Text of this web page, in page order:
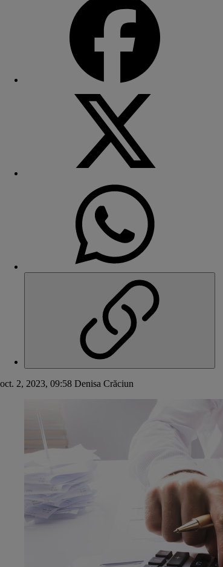
oct. 2, 2023, 09:58 Denisa Crăciun